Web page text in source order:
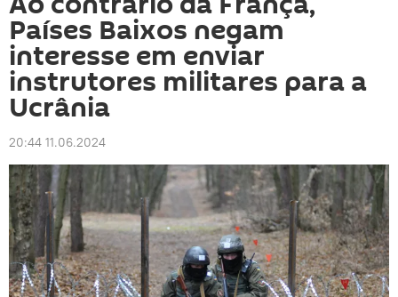
Países Baixos negam
interesse em enviar
instrutores militares para a
Ucrânia
20:44 11.06.2024